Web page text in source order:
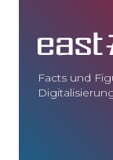
Facts und